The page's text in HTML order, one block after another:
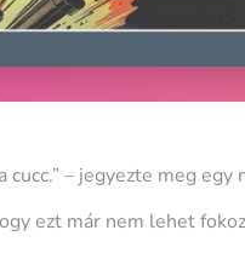
cucc.” – jegyezte meg egy
ezt már nem lehet